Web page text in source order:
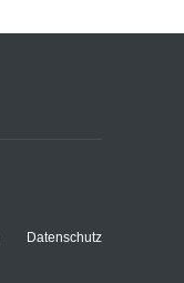
Datenschutz